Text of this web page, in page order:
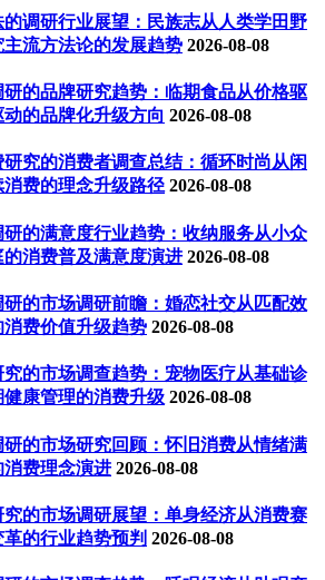
调研行业展望：民族志从人类学田野
流方法论的发展趋势 2026-08-08
的品牌研究趋势：临期食品从价格驱
的品牌化升级方向 2026-08-08
究的消费者调查总结：循环时尚从闲
费的理念升级路径 2026-08-08
的满意度行业趋势：收纳服务从小众
消费普及满意度演进 2026-08-08
的市场调研前瞻：婚恋社交从匹配效
费价值升级趋势 2026-08-08
的市场调查趋势：宠物医疗从基础诊
康管理的消费升级 2026-08-08
的市场研究回顾：怀旧消费从情绪满
消费理念演进 2026-08-08
的市场调研展望：单身经济从消费赛
的行业趋势预判 2026-08-08